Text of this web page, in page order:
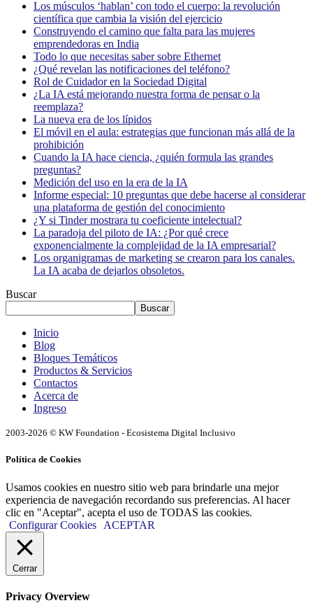
Los músculos ‘hablan’ con todo el cuerpo: la revolución
científica que cambia la visión del ejercicio
Construyendo el camino que falta para las mujeres
emprendedoras en India
Todo lo que necesitas saber sobre Ethernet
¿Qué revelan las notificaciones del teléfono?
Rol de Cuidador en la Sociedad Digital
¿La IA está mejorando nuestra forma de pensar o la
reemplaza?
La nueva era de los lípidos
El móvil en el aula: estrategias que funcionan más allá de la
prohibición
Cuando la IA hace ciencia, ¿quién formula las grandes
preguntas?
Medición del uso en la era de la IA
Informe especial: 10 preguntas que debe hacerse al considerar
una plataforma de gestión del conocimiento
¿Y si Tinder mostrara tu coeficiente intelectual?
La paradoja del piloto de IA: ¿Por qué crece
exponencialmente la complejidad de la IA empresarial?
Los organigramas de marketing se crearon para los canales.
La IA acaba de dejarlos obsoletos.
Buscar
Buscar
Inicio
Blog
Bloques Temáticos
Productos & Servicios
Contactos
Acerca de
Ingreso
2003-2026 © KW Foundation - Ecosistema Digital Inclusivo
Política de Cookies
Usamos cookies en nuestro sitio web para brindarle una mejor
experiencia de navegación recordando sus preferencias. Al hacer
clic en "Aceptar", acepta el uso de TODAS las cookies.
Configurar Cookies
ACEPTAR
Cerrar
Privacy Overview